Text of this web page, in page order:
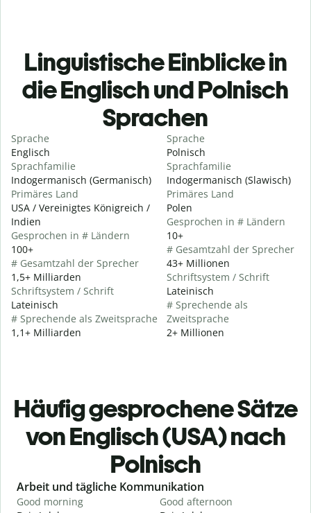
Linguistische Einblicke in
die Englisch und Polnisch
Sprachen
Sprache
Englisch
Sprachfamilie
Indogermanisch (Germanisch)
Primäres Land
USA / Vereinigtes Königreich /
Indien
Gesprochen in # Ländern
100+
# Gesamtzahl der Sprecher
1,5+ Milliarden
Schriftsystem / Schrift
Lateinisch
# Sprechende als Zweitsprache
1,1+ Milliarden
Sprache
Polnisch
Sprachfamilie
Indogermanisch (Slawisch)
Primäres Land
Polen
Gesprochen in # Ländern
10+
# Gesamtzahl der Sprecher
43+ Millionen
Schriftsystem / Schrift
Lateinisch
# Sprechende als
Zweitsprache
2+ Millionen
Häufig gesprochene Sätze
von Englisch (USA) nach
Polnisch
Slide 1 of 6
Arbeit und tägliche Kommunikation
Good morning
Good afternoon